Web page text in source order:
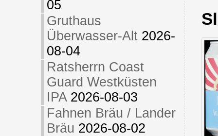
05
Gruthaus
Überwasser-Alt 2026-
08-04
Ratsherrn Coast
Guard Westküsten
IPA 2026-08-03
Fahnen Bräu / Lander
Bräu 2026-08-02